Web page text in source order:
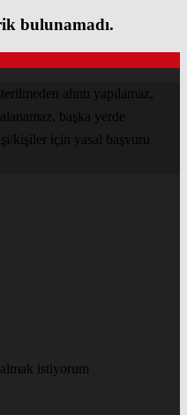
bulunamadı.
alıntı yapılamaz,
başka yerde
kişiler için yasal başvuru
istiyorum